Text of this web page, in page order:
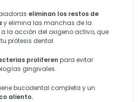
eliminan los restos de
y elimina las manchas de la
la acción del oxigeno activo, que
prótesis dental.
proliferen para evitar
gingivales.
bucodental completa y un
aliento.